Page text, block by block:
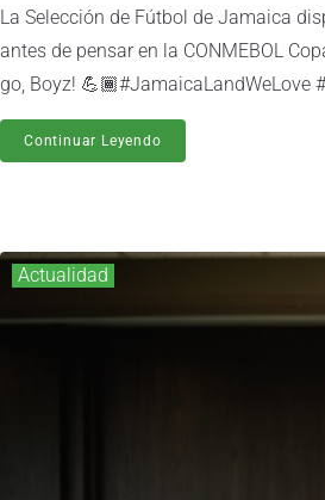
La Selección de Fútbol de Jamaica
antes de pensar en la CONMEBOL
go, Boyz! 💪🏾#JamaicaLandWeLove
Continuar Leyendo
Actualidad